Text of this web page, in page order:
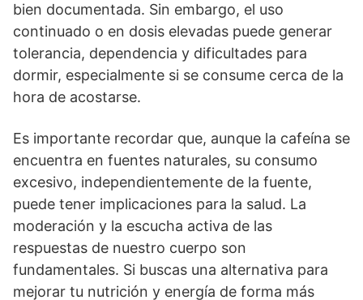
bien documentada. Sin embargo, el uso
continuado o en dosis elevadas puede generar
tolerancia, dependencia y dificultades para
dormir, especialmente si se consume cerca de la
hora de acostarse.
Es importante recordar que, aunque la cafeína se
encuentra en fuentes naturales, su consumo
excesivo, independientemente de la fuente,
puede tener implicaciones para la salud. La
moderación y la escucha activa de las
respuestas de nuestro cuerpo son
fundamentales. Si buscas una alternativa para
mejorar tu nutrición y energía de forma más